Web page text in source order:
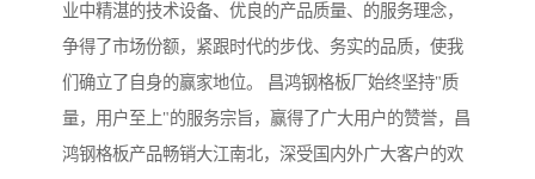
业中精湛的技术设备、优良的产品质量、的服务理念，
争得了市场份额，紧跟时代的步伐、务实的品质，使我
们确立了自身的赢家地位。 昌鸿钢格板厂始终坚持"质
量，用户至上"的服务宗旨，赢得了广大用户的赞誉，昌
鸿钢格板产品畅销大江南北，深受国内外广大客户的欢